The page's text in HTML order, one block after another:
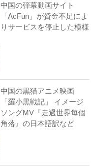
中国の弾幕動画サイト
「AcFun」が資金不足によ
りサービスを停止した模様
中国の黒猫アニメ映画
「羅小黒戦記」 イメージ
ソングMV『走過世界每個
角落』の日本語訳など